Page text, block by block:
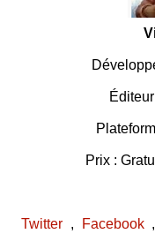
Prix :
Twitter , Facebook